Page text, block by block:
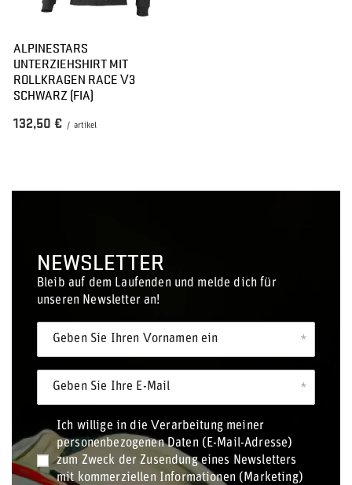
ALPINESTARS
UNTERZIEHSHIRT MIT
ROLLKRAGEN RACE V3
SCHWARZ (FIA)
132,50 € / artikel
NEWSLETTER
Bleib auf dem Laufenden und melde dich für
unseren Newsletter an!
Geben Sie Ihren Vornamen ein
Geben Sie Ihre E-Mail
Ich willige in die Verarbeitung meiner
personenbezogenen Daten (E-Mail-Adresse)
zum Zweck der Zusendung eines Newsletters
mit kommerziellen Informationen (Marketing)